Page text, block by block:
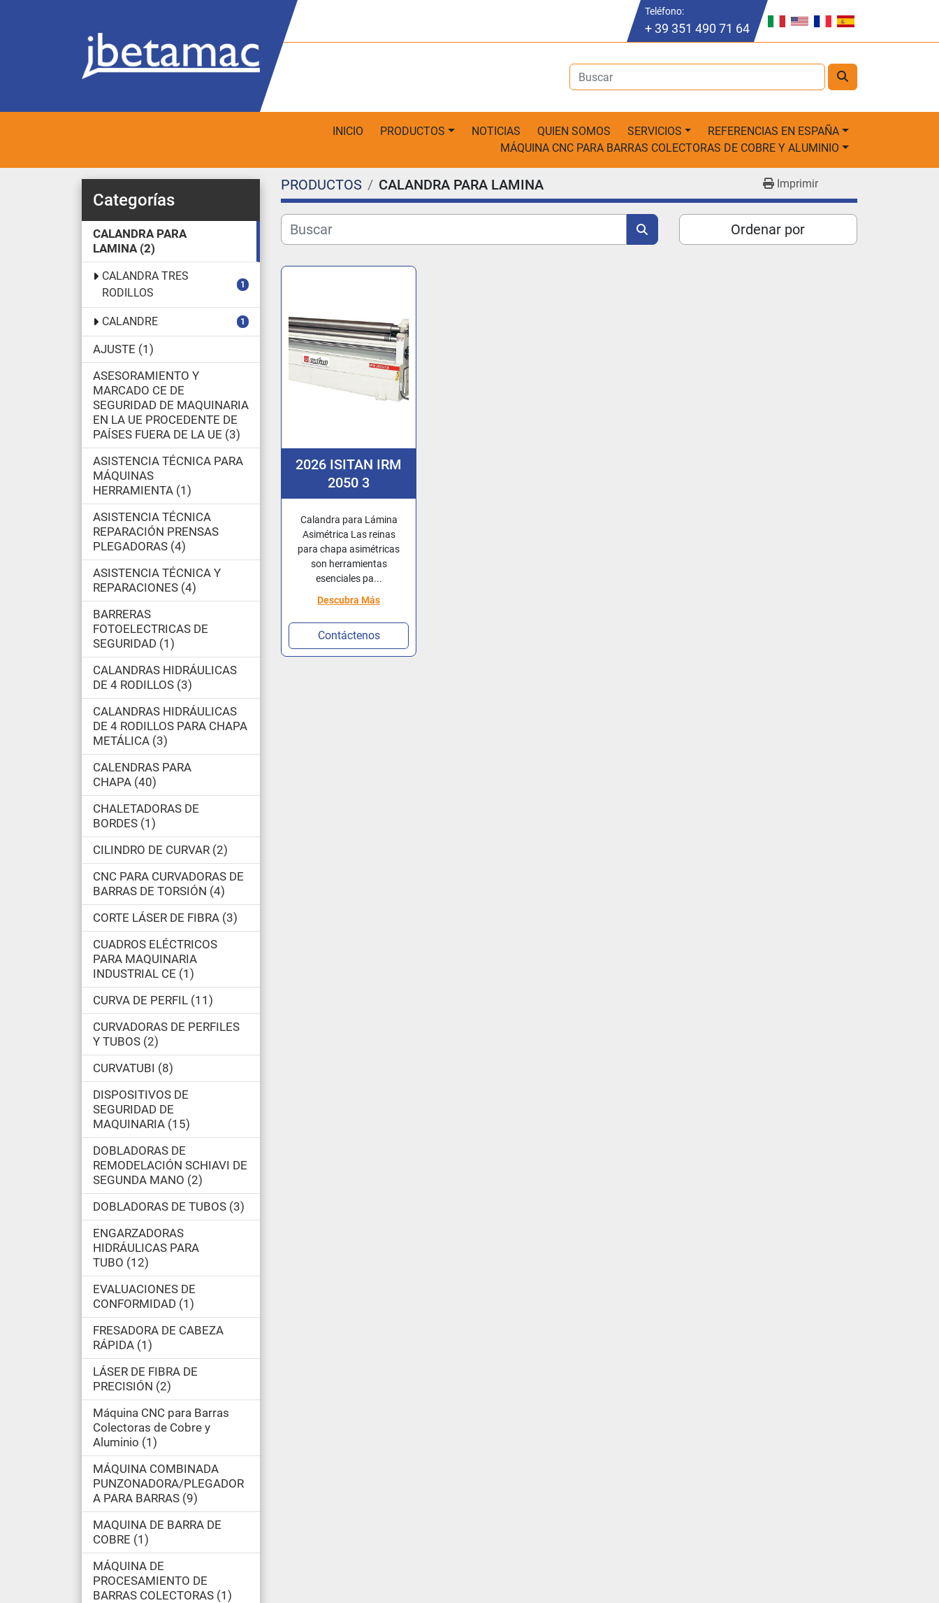
Teléfono:
+ 39 351 490 71 64
INICIO PRODUCTOS NOTICIAS QUIEN SOMOS SERVICIOS
REFERENCIAS EN ESPAÑA
MÁQUINA CNC PARA BARRAS COLECTORAS DE COBRE Y ALUMINIO
Categorías
CALANDRA PARA
LAMINA 2
CALANDRA TRES
RODILLOS
1
CALANDRE 1
AJUSTE 1
ASESORAMIENTO Y
MARCADO CE DE
SEGURIDAD DE MAQUINARIA
EN LA UE PROCEDENTE DE
PAÍSES FUERA DE LA UE 3
ASISTENCIA TÉCNICA PARA
MÁQUINAS
HERRAMIENTA 1
ASISTENCIA TÉCNICA
REPARACIÓN PRENSAS
PLEGADORAS 4
ASISTENCIA TÉCNICA Y
REPARACIONES 4
BARRERAS
FOTOELECTRICAS DE
SEGURIDAD 1
CALANDRAS HIDRÁULICAS
DE 4 RODILLOS 3
CALANDRAS HIDRÁULICAS
DE 4 RODILLOS PARA CHAPA
METÁLICA 3
CALENDRAS PARA
CHAPA 40
CHALETADORAS DE
BORDES 1
CILINDRO DE CURVAR 2
CNC PARA CURVADORAS DE
BARRAS DE TORSIÓN 4
CORTE LÁSER DE FIBRA 3
CUADROS ELÉCTRICOS
PARA MAQUINARIA
INDUSTRIAL CE 1
CURVA DE PERFIL 11
CURVADORAS DE PERFILES
Y TUBOS 2
CURVATUBI
8
DISPOSITIVOS DE
SEGURIDAD DE
MAQUINARIA 15
DOBLADORAS DE
REMODELACIÓN SCHIAVI DE
SEGUNDA MANO 2
DOBLADORAS DE TUBOS 3
ENGARZADORAS
HIDRÁULICAS PARA
TUBO 12
EVALUACIONES DE
CONFORMIDAD 1
FRESADORA DE CABEZA
RÁPIDA 1
LÁSER DE FIBRA DE
PRECISIÓN 2
Máquina CNC para Barras
Colectoras de Cobre y
Aluminio 1
MÁQUINA COMBINADA
PUNZONADORA/PLEGADOR
A PARA BARRAS 9
MAQUINA DE BARRA DE
COBRE 1
MÁQUINA DE
PROCESAMIENTO DE
BARRAS COLECTORAS 1
PRODUCTOS CALANDRA PARA LAMINA Imprimir
Ordenar por
2026 ISITAN IRM
2050 3
Calandra para Lámina
Asimétrica Las reinas
para chapa asimétricas
son herramientas
esenciales pa...
Descubra Más
Contáctenos